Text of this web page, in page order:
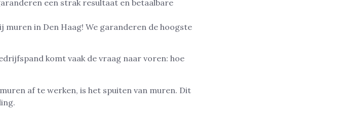
in Den Haag! We garanderen de hoogste
komt vaak de vraag naar voren: hoe
af te werken, is het spuiten van muren. Dit